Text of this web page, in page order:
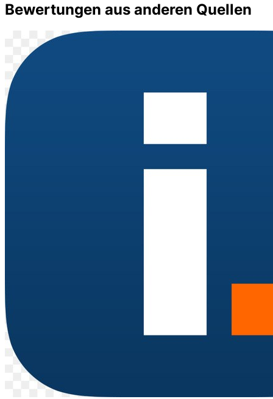
Bewertungen aus anderen Quellen